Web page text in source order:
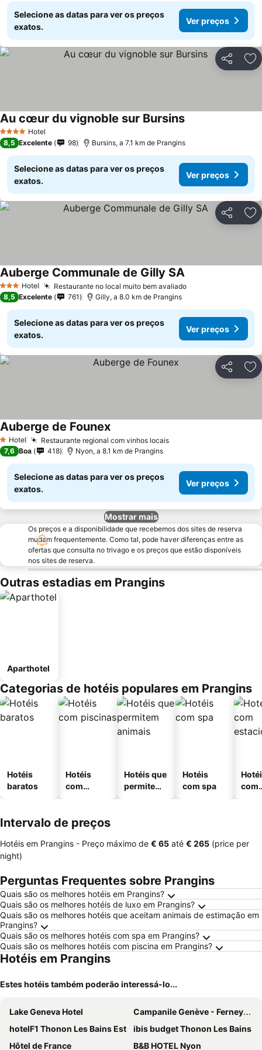
Selecione as datas para ver os preços
exatos.
Ver preços
Partilhar
4 EstrelasHotel
Au cœur du vignoble sur BursinsVer preços
8,5 Excelente 98 Bursins, a 7.1 km de Prangins
Selecione as datas para ver os preços
exatos.
Ver preços
Partilhar
3 EstrelasHotel Restaurante no local muito bem avaliadoVer preços
Auberge Communale de Gilly SAVer preços
8,5 Excelente 761 Gilly, a 8.0 km de Prangins
Selecione as datas para ver os preços
exatos.
Ver preços
Partilhar
1 Estrelas
Hotel Restaurante regional com vinhos locaisVer preços
Auberge de FounexVer preços
7,6 Boa 418 Nyon, a 8.1 km de Prangins
Selecione as datas para ver os preços
exatos.
Ver preços
Mostrar mais
Os preços e a disponibilidade que recebemos dos sites de reserva
mudam frequentemente. Como tal, pode haver diferenças entre as
ofertas que consulta no trivago e os preços que estão disponíveis
nos sites de reserva.
Outras estadias em Prangins
Aparthotel
Categorias de hotéis populares em Prangins
Hotéis
baratos
Hotéis
com
Hotéis que
permitem
Hotéis
com spa
com
Intervalo de preços
Hotéis em Prangins - Preço máximo de ‎€ 65 até ‎€ 265 (price per
night)
Perguntas Frequentes sobre Prangins
Quais são os melhores hotéis em Prangins?
Quais são os melhores hotéis de luxo em Prangins?
Quais são os melhores hotéis que aceitam animais de estimação em
Prangins?
Quais são os melhores hotéis com spa em Prangins?
Quais são os melhores hotéis com piscina em Prangins?
Hotéis em Prangins
Estes hotéis também poderão interessá-lo...
Lake Geneva Hotel
Campanile Genève - Ferney-Voltaire
hotelF1 Thonon Les Bains Est
ibis budget Thonon Les Bains
Hôtel de France
B&B HOTEL Nyon